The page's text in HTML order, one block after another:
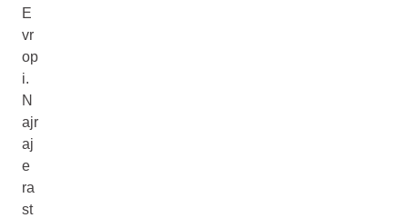
E
vr
op
i.
N
ajr
aj
e
ra
st